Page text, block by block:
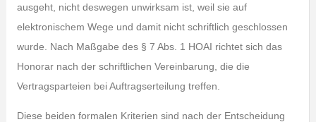
ausgeht, nicht deswegen unwirksam ist, weil sie auf
elektronischem Wege und damit nicht schriftlich geschlossen
wurde. Nach Maßgabe des § 7 Abs. 1 HOAI richtet sich das
Honorar nach der schriftlichen Vereinbarung, die die
Vertragsparteien bei Auftragserteilung treffen.
Diese beiden formalen Kriterien sind nach der Entscheidung